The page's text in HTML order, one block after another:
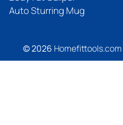
Auto Sturring Mug
© 2026 Homefittools.com